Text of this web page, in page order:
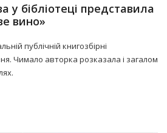
у бібліотеці представила
вино»
публічній книгозбірні
Чимало авторка розказала і загалом